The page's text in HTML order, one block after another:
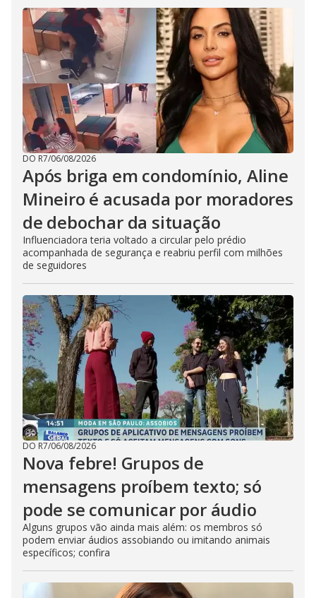
DO R7/06/08/2026
Após briga em condomínio, Aline
Mineiro é acusada por moradores
de debochar da situação
Influenciadora teria voltado a circular pelo prédio
acompanhada de segurança e reabriu perfil com milhões
de seguidores
DO R7/06/08/2026
Nova febre! Grupos de
mensagens proíbem texto; só
pode se comunicar por áudio
Alguns grupos vão ainda mais além: os membros só
podem enviar áudios assobiando ou imitando animais
específicos; confira